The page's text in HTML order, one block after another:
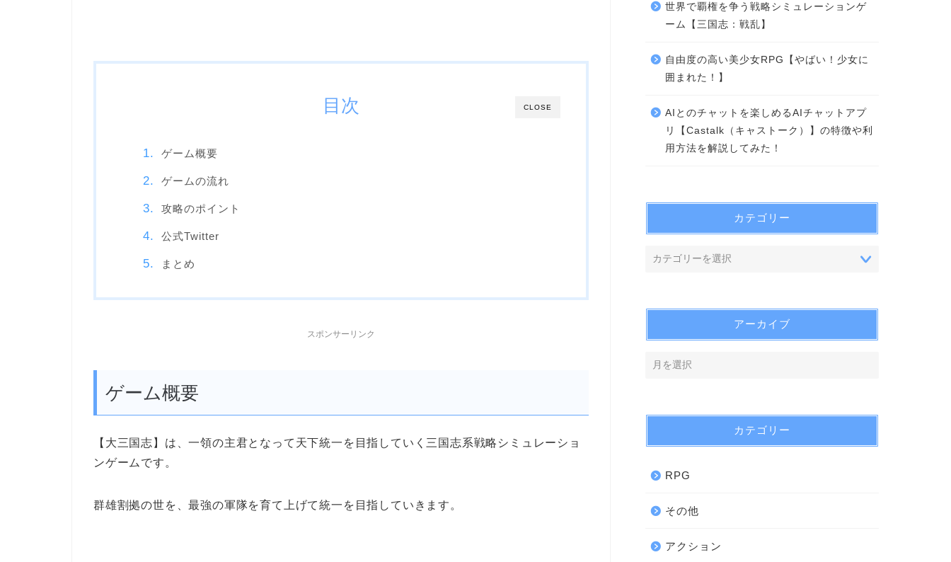
CLOSE
目次
ゲーム概要
ゲームの流れ
攻略のポイント
公式Twitter
まとめ
スポンサーリンク
ゲーム概要
【大三国志】 は、一領の主君となって 天下統一 を目指していく三国志系戦略シミュレーショ
ンゲームです。
群雄割拠の世を、最強の軍隊を育て上げて統一を目指していきます。
世界で覇権を争う戦略シミュレーションゲ
ーム【三国志：戦乱】
自由度の高い美少女RPG【やばい！少女に
囲まれた！】
AIとのチャットを楽しめるAIチャットアプ
リ【Castalk（キャストーク）】の特徴や利
用方法を解説してみた！
カテゴリー
アーカイブ
カテゴリー
RPG
その他
アクション